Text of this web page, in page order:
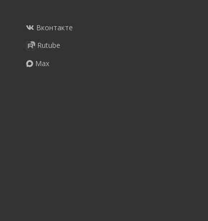
Вконтакте
Rutube
Max